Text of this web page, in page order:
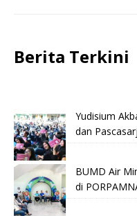
Berita Terkini
Yudisium
dan
BUMD Air
di